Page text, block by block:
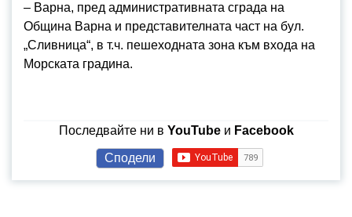
– Варна, пред административната сграда на
Община Варна и представителната част на бул.
„Сливница“, в т.ч. пешеходната зона към входа на
Морската градина.
Последвайте ни в YouTubeи Facebook
Сподели